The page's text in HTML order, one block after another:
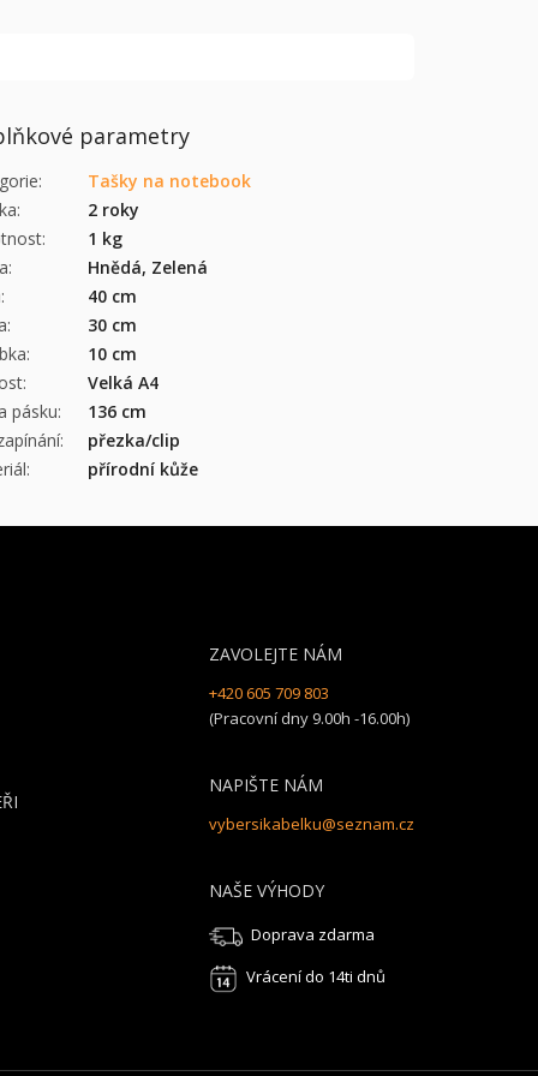
parametry
:
Tašky na notebook
:
2 roky
:
1 kg
:
Hnědá, Zelená
:
40 cm
:
30 cm
:
10 cm
:
Velká A4
pásku:
136 cm
:
přezka/clip
: přírodní kůže
ZAVOLEJTE NÁM
+420 605 709 803
(Pracovní dny 9.00h -16.00h)
NAPIŠTE NÁM
vybersikabelku@seznam.cz
NAŠE VÝHODY
Doprava zdarma
Vrácení do 14ti dnů